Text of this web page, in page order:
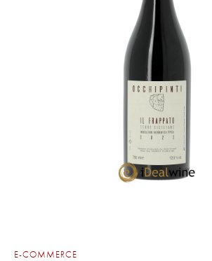
E-COMMERCE